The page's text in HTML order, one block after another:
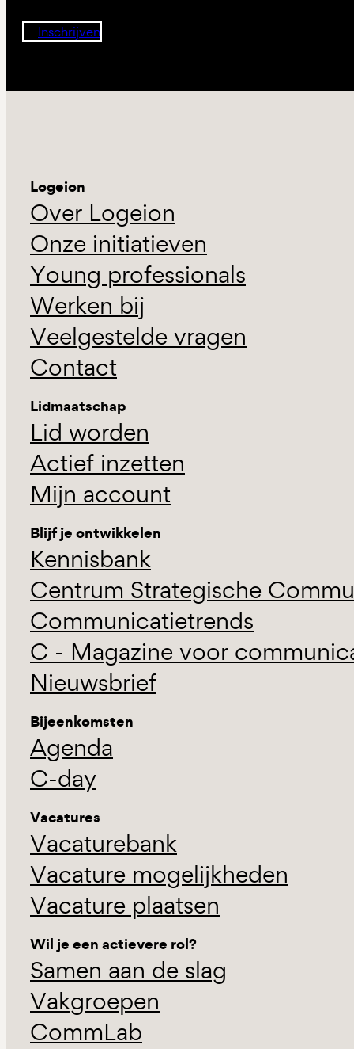
Inschrijven
Logeion
Over Logeion
Onze initiatieven
Young professionals
Werken bij
Veelgestelde vragen
Contact
Lidmaatschap
Lid worden
Actief inzetten
Mijn account
Blijf je ontwikkelen
Kennisbank
Centrum Strategische
Communicatietrends
C - Magazine voor
Nieuwsbrief
Bijeenkomsten
Agenda
C-day
Vacatures
Vacaturebank
Vacature mogelijkheden
Vacature plaatsen
Wil je een actievere rol?
Samen aan de slag
Vakgroepen
CommLab